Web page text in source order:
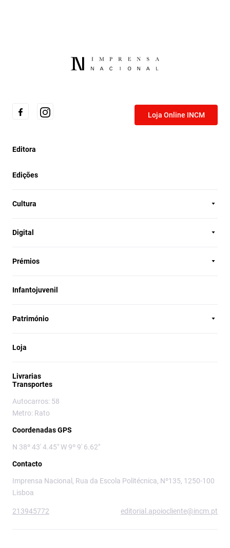
Loja Online INCM
Editora
Edições
Cultura
Digital
Prémios
Infantojuvenil
Património
Loja
Livrarias
Transportes
Autocarros: 58
Metro: Rato
Coordenadas GPS
N 38º 43' 4.45" W 9º 9' 6.62"
Contacto
Imprensa Nacional, Rua da Escola Politécnica, Nº135, 1250-100
Lisboa
213945772 editorial.apoiocliente@incm.pt